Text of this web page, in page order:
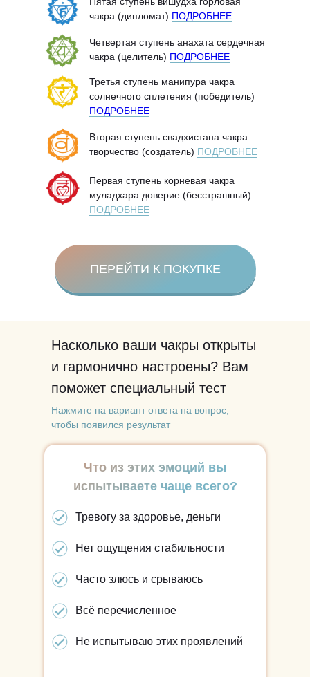
Первая ступень корневая чакра
муладхара доверие (бесстрашный)
ПОДРОБНЕЕ
Вторая ступень свадхистана чакра
творчество (создатель) ПОДРОБНЕЕ
ПЕРЕЙТИ К ПОКУПКЕ
Третья ступень манипура чакра
солнечного сплетения (победитель)
ПОДРОБНЕЕ
Четвертая ступень анахата сердечная
чакра (целитель) ПОДРОБНЕЕ
чакра (дипломат) ПОДРОБНЕЕ
Насколько ваши чакры открыты
и гармонично настроены? Вам
поможет специальный тест
Нажмите на вариант ответа на вопрос,
чтобы появился результат
Что из этих эмоций вы
испытываете чаще всего?
Нет ощущения стабильности
Часто злюсь и срываюсь
Не испытываю этих проявлений
Всё перечисленное
Тревогу за здоровье, деньги